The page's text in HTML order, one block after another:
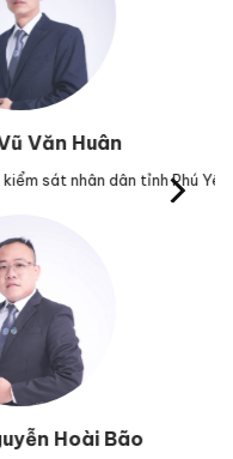
Huân
nhân dân tỉnh Phú Yên.
Bão